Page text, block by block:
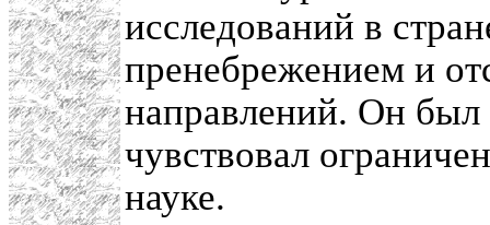
исследований в
пренебрежением и
направлений. Он был
чувствовал
науке.